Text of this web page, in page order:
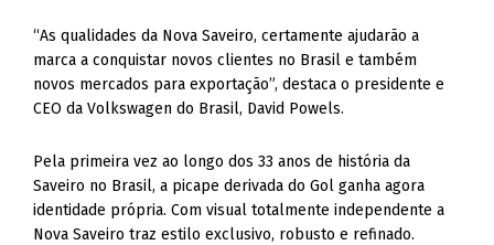
“As qualidades da Nova Saveiro, certamente ajudarão a
marca a conquistar novos clientes no Brasil e também
novos mercados para exportação”, destaca o presidente e
CEO da Volkswagen do Brasil, David Powels.
Pela primeira vez ao longo dos 33 anos de história da
Saveiro no Brasil, a picape derivada do Gol ganha agora
identidade própria. Com visual totalmente independente a
Nova Saveiro traz estilo exclusivo, robusto e refinado.